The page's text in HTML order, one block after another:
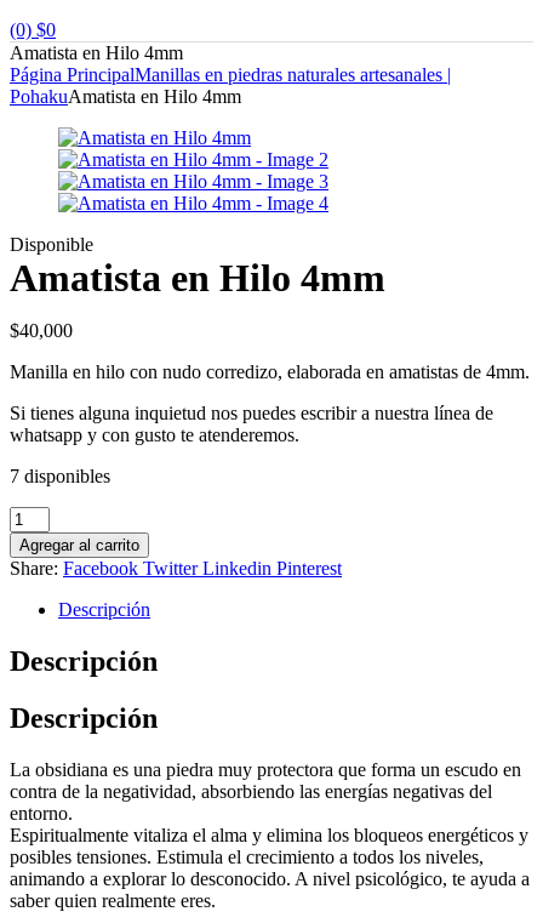
(0) $0
Amatista en Hilo 4mm
Página PrincipalManillas en piedras naturales artesanales |
PohakuAmatista en Hilo 4mm
Disponible
Amatista en Hilo 4mm
$40,000
Manilla en hilo con nudo corredizo, elaborada en amatistas de 4mm.
Si tienes alguna inquietud nos puedes escribir a nuestra línea de
whatsapp y con gusto te atenderemos.
7 disponibles
Amatista
en
Hilo
4mm
cantidad
Agregar al carrito
Share: Facebook Twitter Linkedin Pinterest
Descripción
Descripción
Descripción
La obsidiana es una piedra muy protectora que forma un escudo en
contra de la negatividad, absorbiendo las energías negativas del
entorno.
Espiritualmente vitaliza el alma y elimina los bloqueos energéticos y
posibles tensiones. Estimula el crecimiento a todos los niveles,
animando a explorar lo desconocido. A nivel psicológico, te ayuda a
saber quien realmente eres.